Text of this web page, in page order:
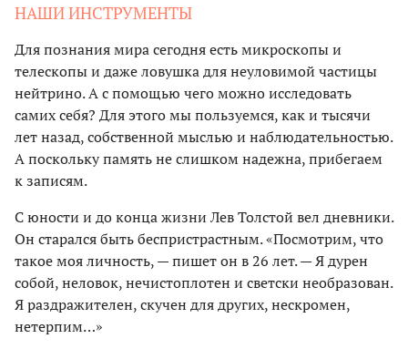
НАШИ ИНСТРУМЕНТЫ
Для познания мира сегодня есть микроскопы и
телескопы и даже ловушка для неуловимой частицы
нейтрино. А с помощью чего можно исследовать
самих себя? Для этого мы пользуемся, как и тысячи
лет назад, собственной мыслью и наблюдательностью.
А поскольку память не слишком надежна, прибегаем
к записям.
С юности и до конца жизни Лев Толстой вел дневники.
Он старался быть беспристрастным. «Посмотрим, что
такое моя личность, — пишет он в 26 лет. — Я дурен
собой, неловок, нечистоплотен и светски необразован.
Я раздражителен, скучен для других, нескромен,
нетерпим…»